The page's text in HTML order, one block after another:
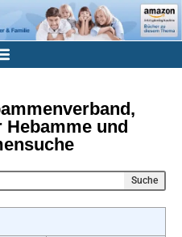
und
Suche